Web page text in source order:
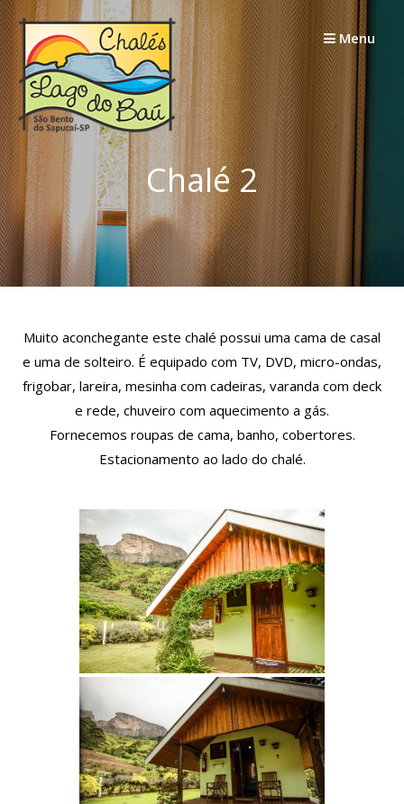
Skip
to
content
Menu
Chalé 2
Muito aconchegante este chalé possui uma cama de casal
e uma de solteiro. É equipado com TV, DVD, micro-ondas,
frigobar, lareira, mesinha com cadeiras, varanda com deck
e rede, chuveiro com aquecimento a gás.
Fornecemos roupas de cama, banho, cobertores.
Estacionamento ao lado do chalé.